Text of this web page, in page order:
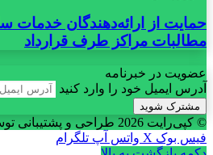
حمایت از ارائه‌دهندگان خدمات
مطالبات مراکز طرف قرارداد
عضویت در خبرنامه
آدرس ایمیل خود را وارد کنید
© کپی‌رایت 2026
طراحی و پشتیبانی
فیس بوک X واتس آپ تلگرام